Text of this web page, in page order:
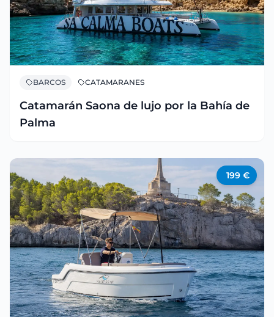
BARCOS CATAMARANES
Catamarán Saona de lujo por la Bahía de
Palma
199 €